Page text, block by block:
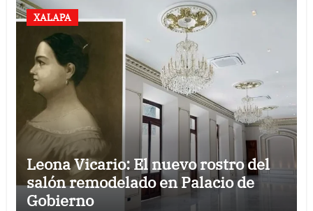
XALAPA
Leona Vicario: El nuevo rostro del
salón remodelado en Palacio de
Gobierno